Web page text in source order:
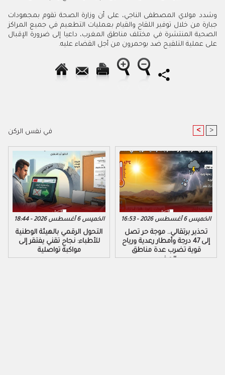
وشدد مولاي المصطفى الناجي، على أن وزارة الصحة تقوم بمجهودات
جبارة من خلال توفير اللقاح والقيام بعمليات التطعيم في جميع المراكز
الصحية المنتشرة في مختلف مناطق المغرب، داعيا إلى ضرورة الإقبال
على عملية التلقيح ضد بوحمرون من أجل القضاء عليه.
في نفس الركن < >
الخميس 6 أغسطس 2026 - 18:44
التحول الرقمي بالهيئة الوطنية
للأطباء: نجاح تقني يفتقر إلى
مواكبة تواصلية
الخميس 6 أغسطس 2026 - 16:53
تحذير برتقالي.. موجة حر تصل
إلى 47 درجة وأمطار رعدية ورياح
قوية تضرب عدة مناطق
بالمغرب